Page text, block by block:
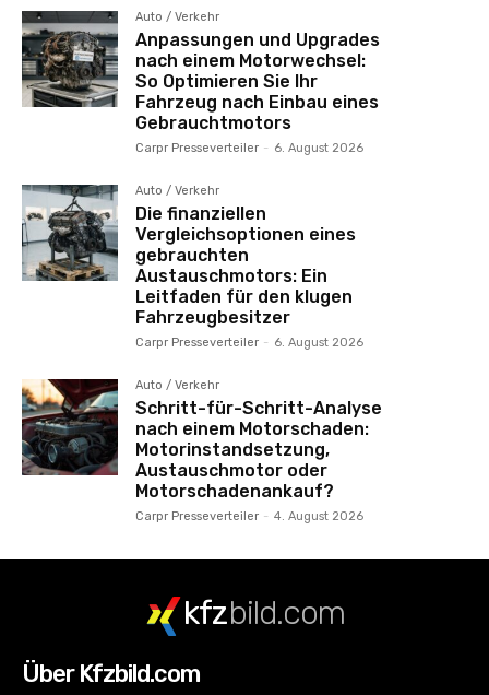
Auto / Verkehr
Anpassungen und Upgrades
nach einem Motorwechsel:
So Optimieren Sie Ihr
Fahrzeug nach Einbau eines
Gebrauchtmotors
Carpr Presseverteiler - 6. August 2026
Auto / Verkehr
Die finanziellen
Vergleichsoptionen eines
gebrauchten
Austauschmotors: Ein
Leitfaden für den klugen
Fahrzeugbesitzer
Carpr Presseverteiler - 6. August 2026
Auto / Verkehr
Schritt-für-Schritt-Analyse
nach einem Motorschaden:
Motorinstandsetzung,
Austauschmotor oder
Motorschadenankauf?
Carpr Presseverteiler - 4. August 2026
kfzbild.com
Über Kfzbild.com